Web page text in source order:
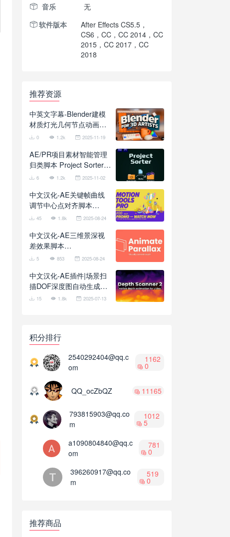
音乐
无
软件版本
After Effects CS5.5，
CS6，CC，CC 2014，CC
2015，CC 2017，CC
2018
推荐资源
中英文字幕-Blender建模
材质灯光几何节点动画全
面基础入门教程 School of
Artists
0 1.2k 2025-11-19
AE/PR项目素材智能管理
归类脚本 Project Sorter
V1.7.3 + 使用教程
6 1.2k 2025-11-02
中文汉化-AE关键帧曲线
调节中心点对齐脚本
Motion Tools Pro 2025
45 1.8k 2025-08-24
中文汉化-AE三维景深视
差效果脚本
AnimateParallax V1.3.0
5 853 2025-08-24
中文汉化-AE插件|场景扫
描DOF深度图自动生成工
具 Depth Scanner 2
15 1.8k 2025-07-13
积分排行
2540292404@qq.c
om
1162
0
QQ_ocZbQZ 11165
793815903@qq.co
m
1012
5
a1090804840@qq.c
om
781
0
396260917@qq.co
m
519
0
推荐商品